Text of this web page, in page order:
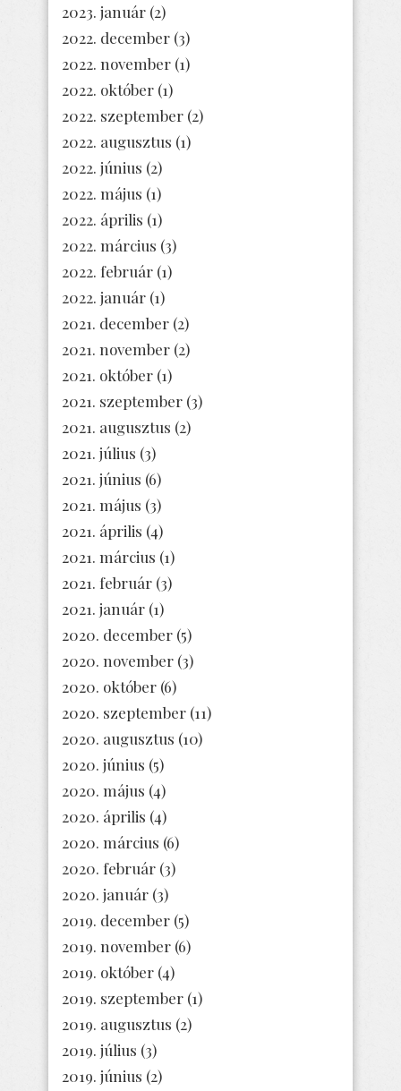
2023. január (2)
2022. december (3)
2022. november (1)
2022. október (1)
2022. szeptember (2)
2022. augusztus (1)
2022. június (2)
2022. május (1)
2022. április (1)
2022. március (3)
2022. február (1)
2022. január (1)
2021. december (2)
2021. november (2)
2021. október (1)
2021. szeptember (3)
2021. augusztus (2)
2021. július (3)
2021. június (6)
2021. május (3)
2021. április (4)
2021. március (1)
2021. február (3)
2021. január (1)
2020. december (5)
2020. november (3)
2020. október (6)
2020. szeptember (11)
2020. augusztus (10)
2020. június (5)
2020. május (4)
2020. április (4)
2020. március (6)
2020. február (3)
2020. január (3)
2019. december (5)
2019. november (6)
2019. október (4)
2019. szeptember (1)
2019. augusztus (2)
2019. július (3)
2019. június (2)